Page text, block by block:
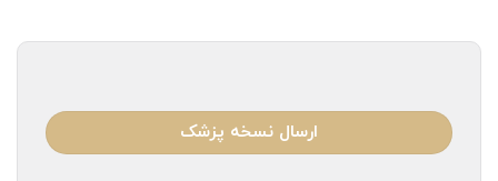
ارسال نسخه پزشک